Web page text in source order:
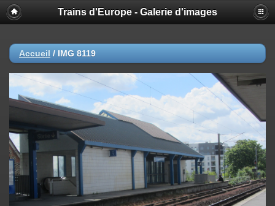
Trains d'Europe - Galerie d'images
Accueil / IMG 8119